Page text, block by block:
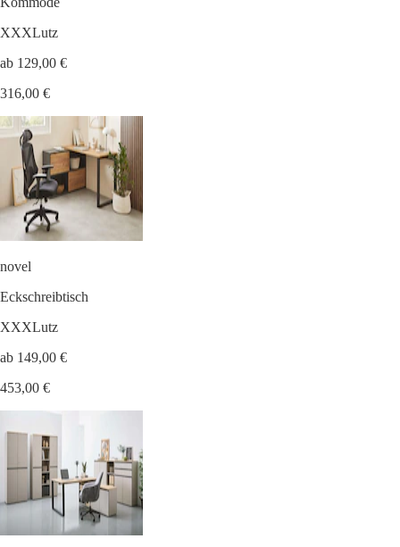
XXXLutz
ab 129,00 €
316,00 €
novel
Eckschreibtisch
XXXLutz
ab 149,00 €
453,00 €